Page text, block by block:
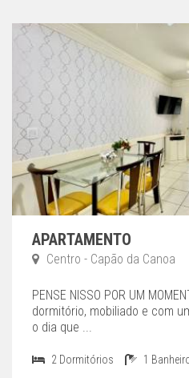
APARTAMENTO
Centro - Capão da Canoa
PENSE NISSO POR UM
dormitório, mobiliado e com
o dia que ...
2 Dormitórios 1